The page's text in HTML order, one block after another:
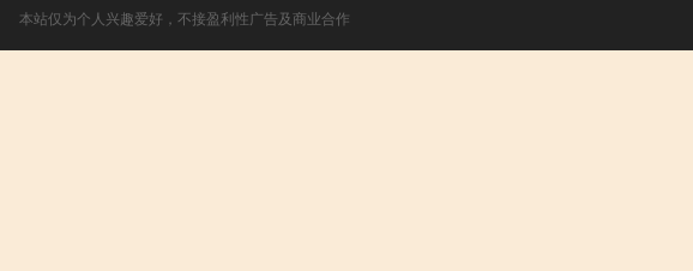
本站仅为个人兴趣爱好，不接盈利性广告及商业合作